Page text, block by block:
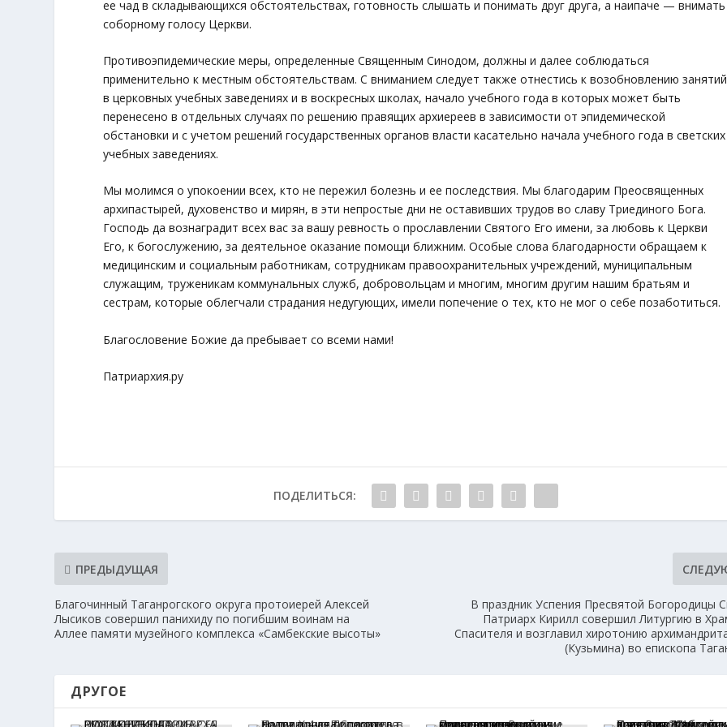
ее чад в складывающихся обстоятельствах, готовность слышать и понимать друг друга, а наипаче — внимать
соборному голосу Церкви.
Противоэпидемические меры, определенные Священным Синодом, должны и далее соблюдаться
применительно к местным обстоятельствам. С вниманием следует также отнестись к возобновлению занятий
в церковных учебных заведениях и в воскресных школах, начало учебного года в которых может быть
перенесено в отдельных случаях по решению правящих архиереев в зависимости от эпидемической
обстановки и с учетом решений государственных органов власти касательно начала учебного года в светских
учебных заведениях.
Мы молимся о упокоении всех, кто не пережил болезнь и ее последствия. Мы благодарим Преосвященных
архипастырей, духовенство и мирян, в эти непростые дни не оставивших трудов во славу Триединого Бога.
Господь да вознаградит всех вас за вашу ревность о прославлении Святого Его имени, за любовь к Церкви
Его, к богослужению, за деятельное оказание помощи ближним. Особые слова благодарности обращаем к
медицинским и социальным работникам, сотрудникам правоохранительных учреждений, муниципальным
служащим, труженикам коммунальных служб, добровольцам и многим, многим другим нашим братьям и
сестрам, которые облегчали страдания недугующих, имели попечение о тех, кто не мог о себе позаботиться.
Благословение Божие да пребывает со всеми нами!
Патриархия.ру
ПОДЕЛИТЬСЯ:
ПРЕДЫДУЩАЯ
Благочинный Таганрогского округа протоиерей Алексей
Лысиков совершил панихиду по погибшим воинам на
Аллее памяти музейного комплекса «Самбекские высоты»
В праздник Успения Пресвятой Богородицы
Патриарх Кирилл совершил Литургию в
Спасителя и возглавил хиротонию
(Кузьмина) во епископа
ДРУГОЕ